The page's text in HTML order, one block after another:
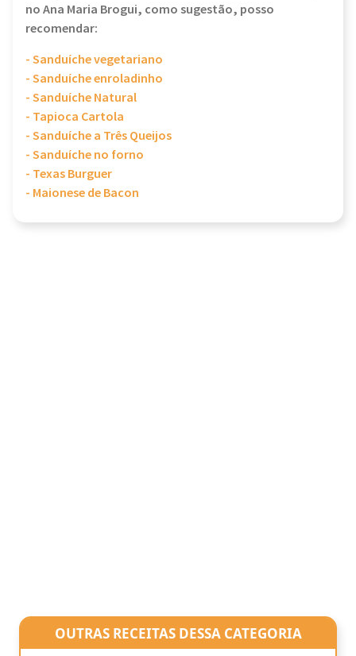
no Ana Maria Brogui, como sugestão, posso
recomendar:
- Sanduíche vegetariano
- Sanduíche enroladinho
- Sanduíche Natural
- Tapioca Cartola
- Sanduíche a Três Queijos
- Sanduíche no forno
- Texas Burguer
- Maionese de Bacon
OUTRAS RECEITAS DESSA CATEGORIA